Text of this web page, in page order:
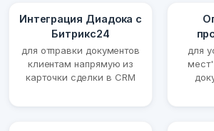
Интеграция Диадока с
Битрикс24
для отправки документов
клиентам напрямую из
карточки сделки в CRM
для